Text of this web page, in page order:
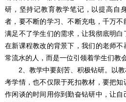
研，坚持记教育教学笔记，以提高自
者，要不断的学习、不断充电，千万
满足不了学生们的需求，让我彻底明白
在新课程教改的背景下，我们的老师不
常流水的人，而是一位引领着学生们教
2、教学中要刻苦、积极钻研。以教
考学情，也不仅限于死扣教材，要把
作闲谈的时间用你到勤奋钻研中，让